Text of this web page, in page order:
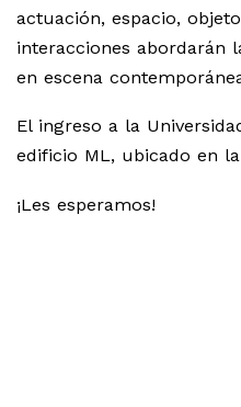
actuación, espacio,
interacciones abordarán
en escena
El ingreso a la
edificio ML, ubicado en la
¡Les esperamos!